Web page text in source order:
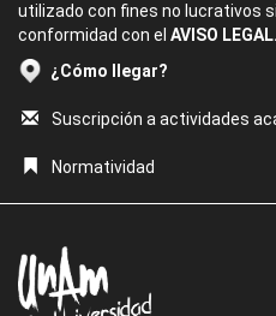
utilizado con fines no lucrativos
conformidad con el AVISO LEGAL.
¿Cómo llegar?
Suscripción a actividades
Normatividad